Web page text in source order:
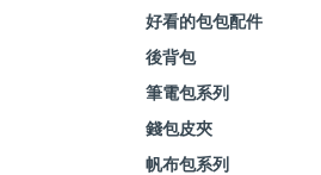
好看的包包配件
後背包
筆電包系列
錢包皮夾
帆布包系列